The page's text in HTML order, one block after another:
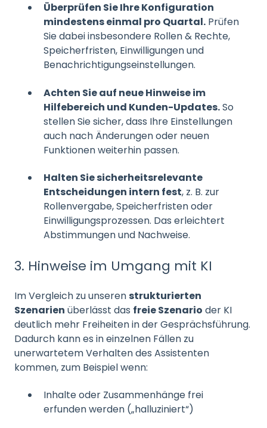
Überprüfen Sie Ihre Konfiguration
mindestens einmal pro Quartal. Prüfen
Sie dabei insbesondere Rollen & Rechte,
Speicherfristen, Einwilligungen und
Benachrichtigungseinstellungen.
Achten Sie auf neue Hinweise im
Hilfebereich und Kunden-Updates.So
stellen Sie sicher, dass Ihre Einstellungen
auch nach Änderungen oder neuen
Funktionen weiterhin passen.
Halten Sie sicherheitsrelevante
Entscheidungen intern fest, z. B. zur
Rollenvergabe, Speicherfristen oder
Einwilligungsprozessen. Das erleichtert
Abstimmungen und Nachweise.
3. Hinweise im Umgang mit KI
Im Vergleich zu unserenstrukturierten
Szenarien überlässt das freie Szenario der KI
deutlich mehr Freiheiten in der Gesprächsführung.
Dadurch kann es in einzelnen Fällen zu
unerwartetem Verhalten des Assistenten
kommen, zum Beispiel wenn:
Inhalte oder Zusammenhänge frei
erfunden werden („halluziniert“)